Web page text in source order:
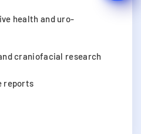
health and uro-
craniofacial research
reports